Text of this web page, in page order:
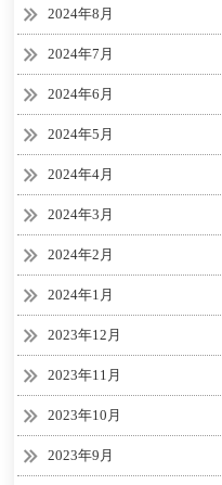
2024年8月
2024年7月
2024年6月
2024年5月
2024年4月
2024年3月
2024年2月
2024年1月
2023年12月
2023年11月
2023年10月
2023年9月